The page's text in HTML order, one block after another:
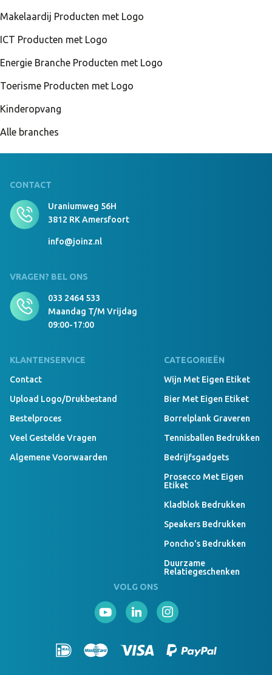
Makelaardij Producten met Logo
ICT Producten met Logo
Energie Branche Producten met Logo
Toerisme Producten met Logo
Kinderopvang
Alle branches
CONTACT
Uraniumweg 56H
3812 RK Amersfoort
info@joinz.nl
VRAGEN? BEL ONS
033 2464 533
Maandag T/m Vrijdag
09:00-17:00
KLANTENSERVICE
Contact
Upload Logo/drukbestand
Bestelproces
Veel Gestelde Vragen
Algemene Voorwaarden
CATEGORIEËN
Wijn Met Eigen Etiket
Bier Met Eigen Etiket
Borrelplank Graveren
Tennisballen Bedrukken
Bedrijfsgadgets
Prosecco Met Eigen
Etiket
Kladblok Bedrukken
Speakers Bedrukken
Poncho's Bedrukken
Duurzame
Relatiegeschenken
VOLG ONS